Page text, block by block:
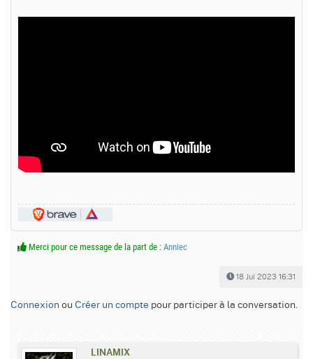
Merci pour ce message de la part de : Anniec
18 Jui 2023 16:31
Connexion ou Créer un compte pour participer à la conversation.
LINAMIX